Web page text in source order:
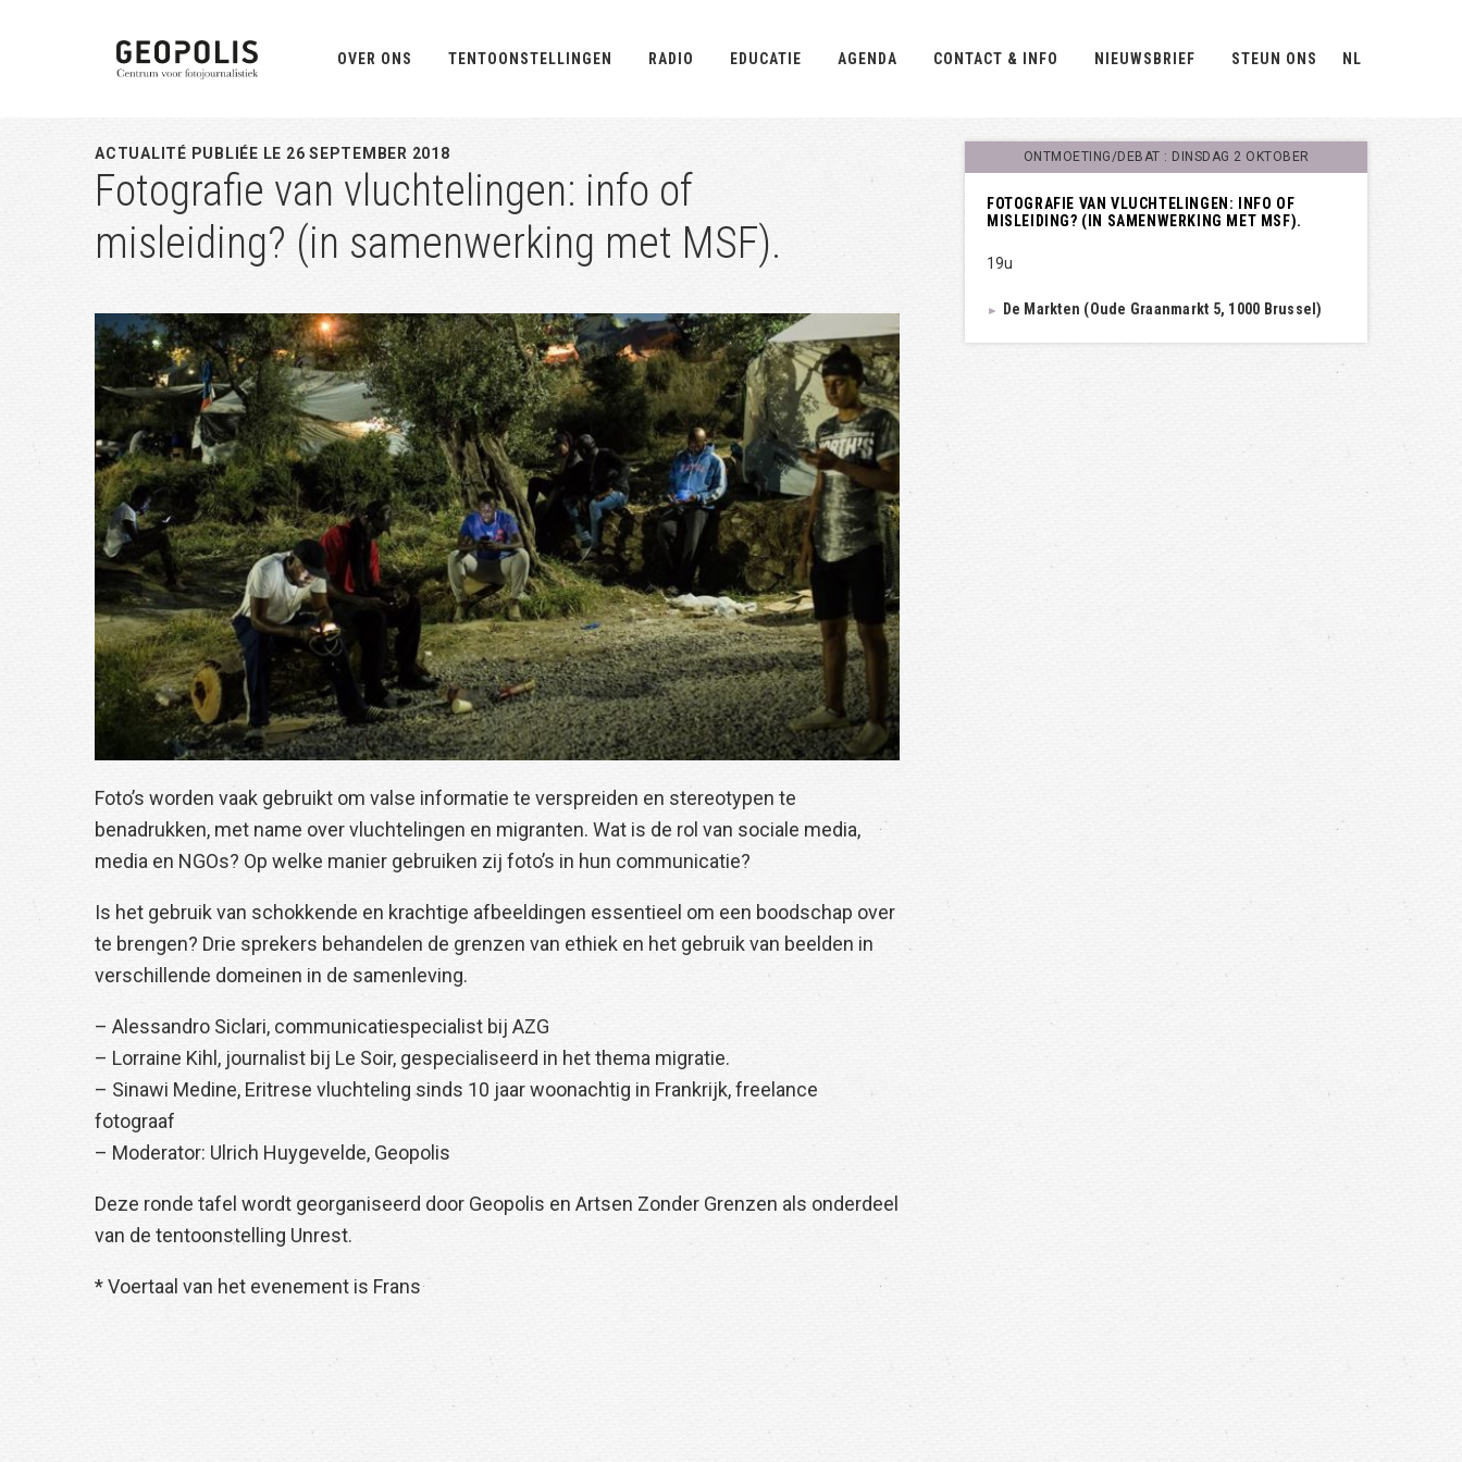
inhoud
sidebar
OVER ONS TENTOONSTELLINGEN RADIO EDUCATIE AGENDA CONTACT & INFO NIEUWSBRIEF STEUN ONS NL
ACTUALITÉ PUBLIÉE LE 26 SEPTEMBER 2018
Fotografie van vluchtelingen: info of
misleiding? (in samenwerking met MSF).
Foto’s worden vaak gebruikt om valse informatie te verspreiden en stereotypen te
benadrukken, met name over vluchtelingen en migranten. Wat is de rol van sociale media,
media en NGOs? Op welke manier gebruiken zij foto’s in hun communicatie?
Is het gebruik van schokkende en krachtige afbeeldingen essentieel om een ​​boodschap over
te brengen? Drie sprekers behandelen de grenzen van ethiek en het gebruik van beelden in
verschillende domeinen in de samenleving.
– Alessandro Siclari, communicatiespecialist bij AZG
– Lorraine Kihl, journalist bij Le Soir, gespecialiseerd in het thema migratie.
– Sinawi Medine, Eritrese vluchteling sinds 10 jaar woonachtig in Frankrijk, freelance
fotograaf
– Moderator: Ulrich Huygevelde, Geopolis
Deze ronde tafel wordt georganiseerd door Geopolis en Artsen Zonder Grenzen als onderdeel
van de tentoonstelling Unrest.
* Voertaal van het evenement is Frans
ONTMOETING/DEBAT : DINSDAG 2 OKTOBER
FOTOGRAFIE VAN VLUCHTELINGEN: INFO OF
MISLEIDING? (IN SAMENWERKING MET MSF).
19u
► De Markten (Oude Graanmarkt 5, 1000 Brussel)